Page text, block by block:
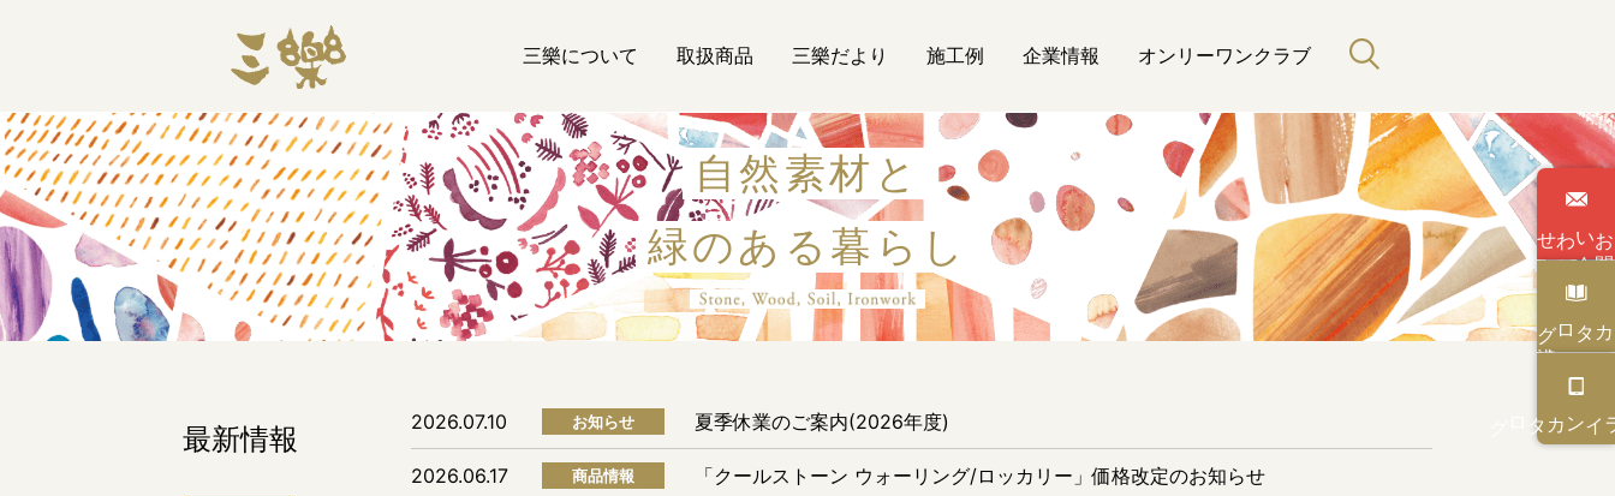
い
わせ
カタログ
オンライン
三樂について 取扱商品 三樂だより 施工例 企業情報 オンリーワンクラブ
自然素材と
緑のある暮らし
最新情報
2026.07.10 お知らせ 夏季休業のご案内(2026年度)
2026.06.17 商品情報 「クールストーン ウォーリング/ロッカリー」価格改定のお知らせ